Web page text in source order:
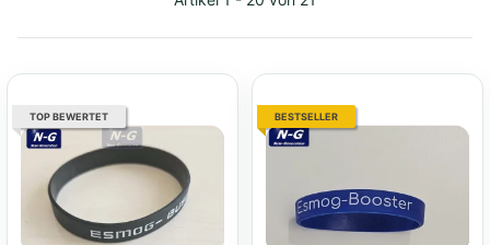
TOP BEWERTET BESTSELLER